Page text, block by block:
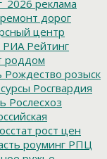
реклама
ремонт дорог
центр
РИА Рейтинг
роддом
Рождество розыск
Росгвардия
Рослесхоз
рост цен
роуминг РПЦ